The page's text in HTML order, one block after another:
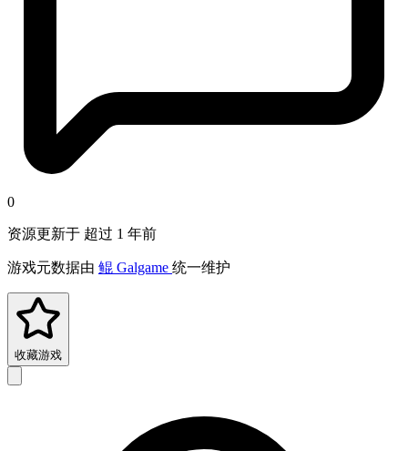
0
资源更新于 超过 1 年前
游戏元数据由 鲲 Galgame 统一维护
收藏游戏